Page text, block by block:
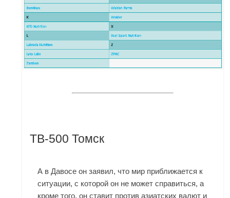
TB-500 Томск
А в Давосе он заявил, что мир приближается к
ситуации, с которой он не может справиться, а
кроме того, он ставит против азиатских валют и